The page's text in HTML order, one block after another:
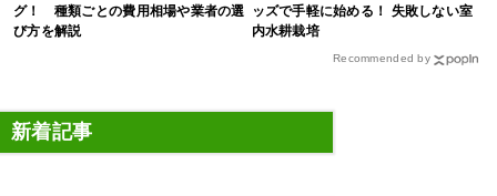
グ！ 種類ごとの費用相場や業者の選
び方を解説
ッズで手軽に始める！ 失敗しない室
内水耕栽培
Recommended by
新着記事